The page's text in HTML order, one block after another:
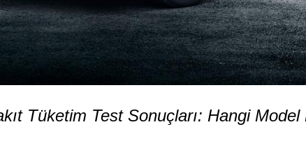
Tüketim Test Sonuçları: Hangi